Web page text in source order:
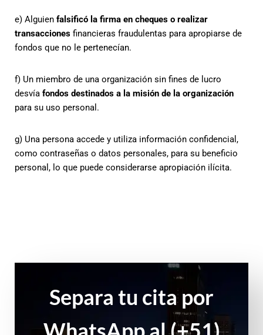
e) Alguien falsificó la firma en cheques o realizar
transacciones financieras fraudulentas para apropiarse de
fondos que no le pertenecían.
f) Un miembro de una organización sin fines de lucro
desvía fondos destinados a la misión de la organización
para su uso personal.
g) Una persona accede y utiliza información confidencial,
como contraseñas o datos personales, para su beneficio
personal, lo que puede considerarse apropiación ilícita.
Separa tu cita por